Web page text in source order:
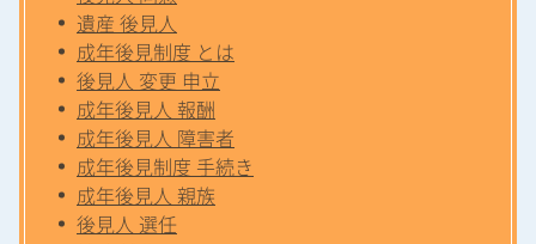
遺産 後見人
成年後見制度 とは
後見人 変更 申立
成年後見人 報酬
成年後見人 障害者
成年後見制度 手続き
成年後見人 親族
後見人 選任